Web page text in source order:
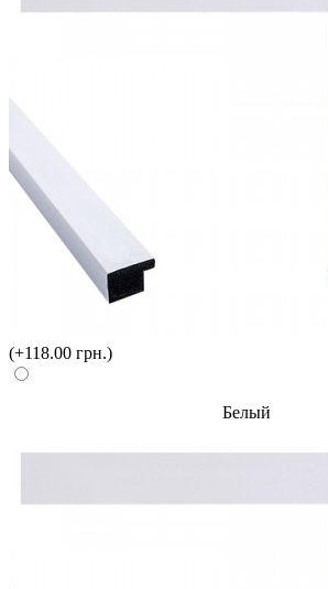
(+118.00 грн.)
Белый